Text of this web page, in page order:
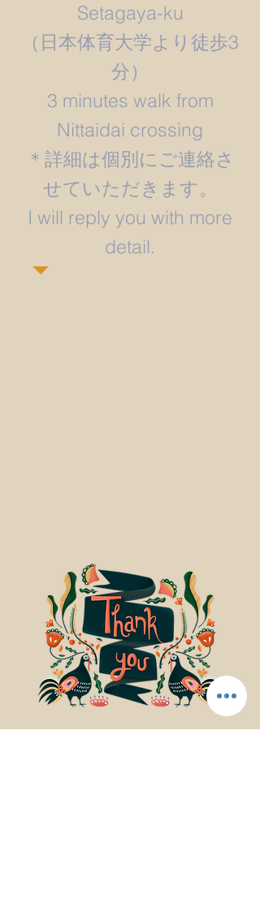
Setagaya-ku
​（日本体育大学より徒歩3
分）
3 minutes walk from
Nittaidai crossing
＊詳細は個別にご連絡さ
せていただきます。
​I will reply you with more
detail.